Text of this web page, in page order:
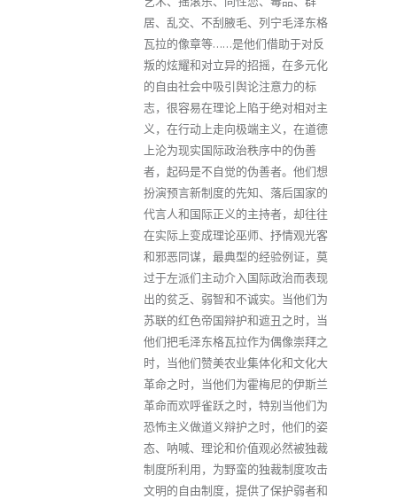
居、乱交、不刮腋毛、列宁毛泽东格
瓦拉的像章等……是他们借助于对反
叛的炫耀和对立异的招摇，在多元化
的自由社会中吸引舆论注意力的标
志，很容易在理论上陷于绝对相对主
义，在行动上走向极端主义，在道德
上沦为现实国际政治秩序中的伪善
者，起码是不自觉的伪善者。他们想
扮演预言新制度的先知、落后国家的
代言人和国际正义的主持者，却往往
在实际上变成理论巫师、抒情观光客
和邪恶同谋，最典型的经验例证，莫
过于左派们主动介入国际政治而表现
出的贫乏、弱智和不诚实。当他们为
苏联的红色帝国辩护和遮丑之时，当
他们把毛泽东格瓦拉作为偶像崇拜之
时，当他们赞美农业集体化和文化大
革命之时，当他们为霍梅尼的伊斯兰
革命而欢呼雀跃之时，特别当他们为
恐怖主义做道义辩护之时，他们的姿
态、呐喊、理论和价值观必然被独裁
制度所利用，为野蛮的独裁制度攻击
文明的自由制度，提供了保护弱者和